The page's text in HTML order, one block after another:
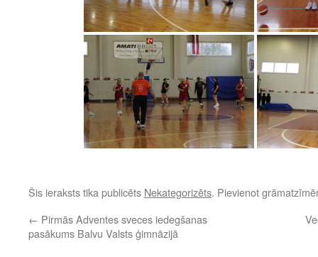
Šis ieraksts tika publicēts Nekategorizēts. Pievienot
← Pirmās Adventes sveces iedegšanas
pasākums Balvu Valsts ģimnāzijā